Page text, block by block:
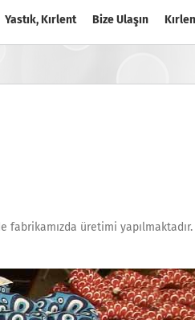
Yastık, Kırlent Bize Ulaşın
fabrikamızda üretimi